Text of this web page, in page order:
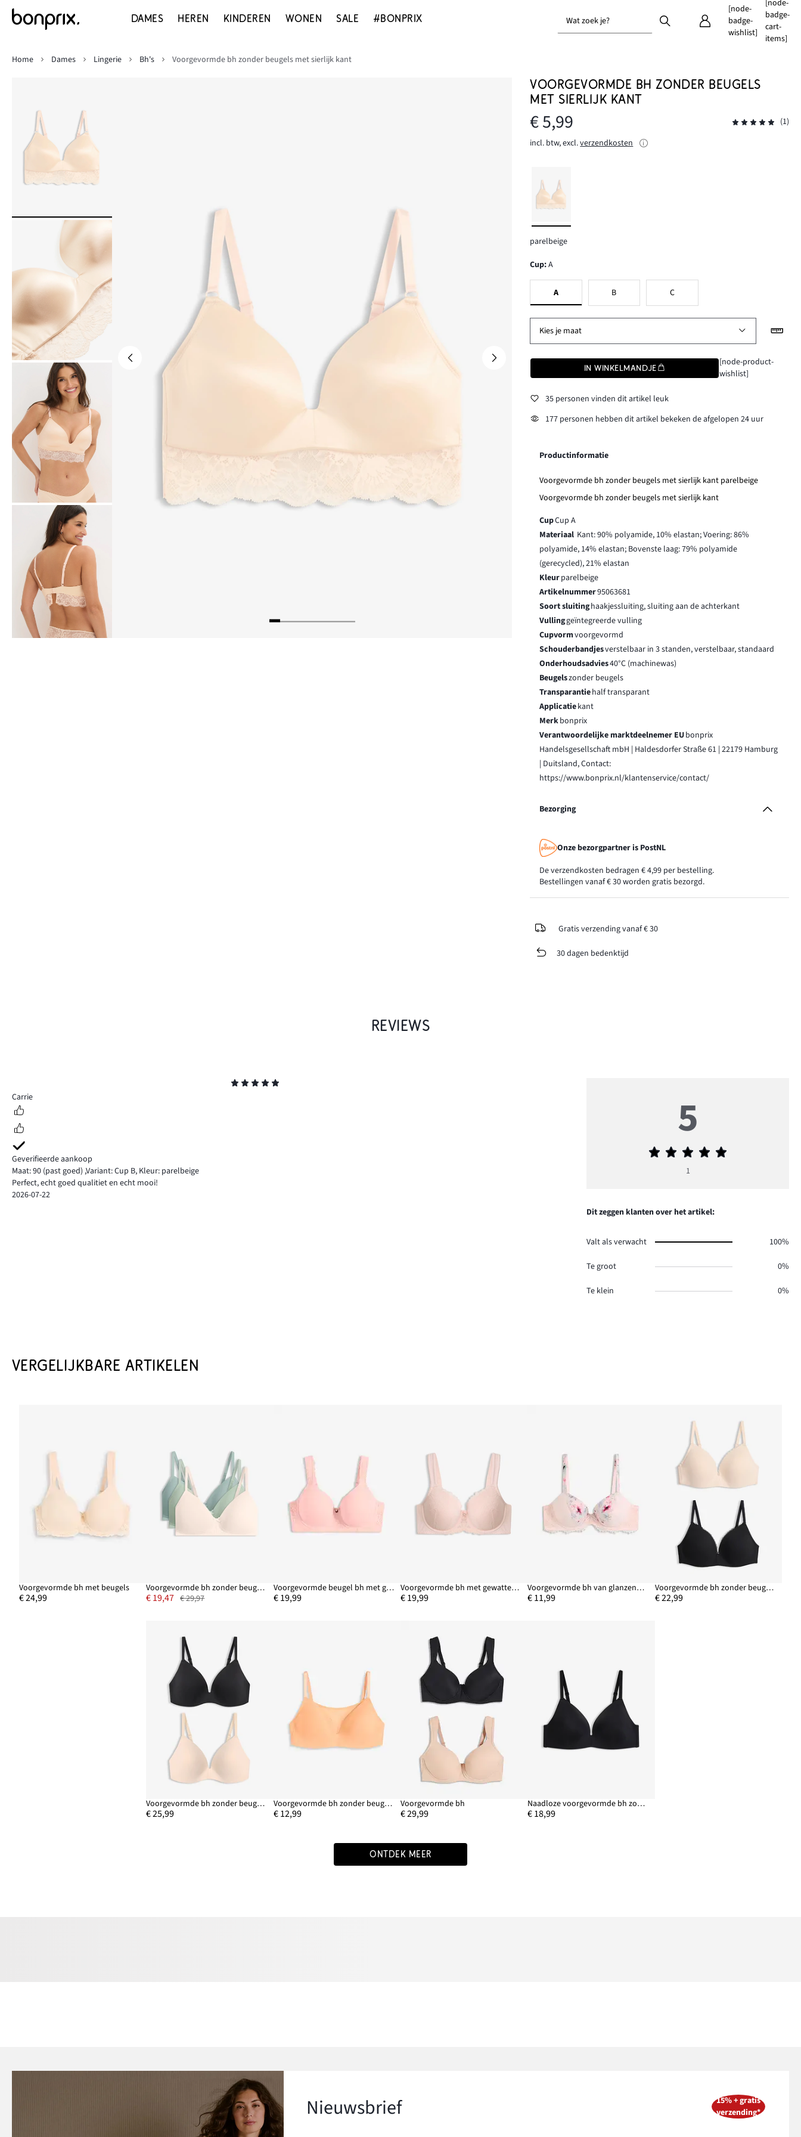
DAMES HEREN KINDEREN WONEN SALE #BONPRIX Wat zoek je?
[node-
badge-
wishlist]
[node-
badge-
cart-
items]
Home
Dames Lingerie Bh's Voorgevormde bh zonder beugels met sierlijk kant
VOORGEVORMDE BH ZONDER BEUGELS
MET SIERLIJK KANT
€ 5,99
(1)
incl. btw, excl.verzendkosten
parelbeige
Cup:A
A B C
Kies je maat
IN WINKELMANDJE
[node-product-
wishlist]
35 personen vinden dit artikel leuk
177 personen hebben dit artikel bekeken de afgelopen 24 uur
Productinformatie
Voorgevormde bh zonder beugels met sierlijk kant parelbeige
Voorgevormde bh zonder beugels met sierlijk kant
CupCup A
Materiaal Kant: 90% polyamide, 10% elastan; Voering: 86%
polyamide, 14% elastan; Bovenste laag: 79% polyamide
(gerecycled), 21% elastan
Kleurparelbeige
Artikelnummer95063681
Soort sluitinghaakjessluiting, sluiting aan de achterkant
Vullinggeïntegreerde vulling
Cupvormvoorgevormd
Schouderbandjesverstelbaar in 3 standen, verstelbaar, standaard
Onderhoudsadvies40°C (machinewas)
Beugelszonder beugels
Transparantiehalf transparant
Applicatiekant
Merkbonprix
Verantwoordelijke marktdeelnemer EUbonprix
Handelsgesellschaft mbH | Haldesdorfer Straße 61 | 22179 Hamburg
| Duitsland, Contact:
https://www.bonprix.nl/klantenservice/contact/
Bezorging
Onze bezorgpartner is PostNL
De verzendkosten bedragen € 4,99 per bestelling.
Bestellingen vanaf € 30 worden gratis bezorgd.
Gratis verzending vanaf € 30
30 dagen bedenktijd
REVIEWS
5
Carrie
Geverifieerde aankoop
Maat: 90 (past goed) ,Variant: Cup B, Kleur: parelbeige
Perfect, echt goed qualitiet en echt mooi!
2026-07-22
5
Gemiddelde
5
1
Dit zeggen klanten over het artikel:
Valt als verwacht 100%
Te groot 0%
Te klein 0%
VERGELIJKBARE ARTIKELEN
Voorgevormde bh met beugels
€ 24,99
Voorgevormde bh zonder beugels met biologisch katoen (set van 3)
€ 19,47 € 29,97
Voorgevormde beugel bh met gewatteerde schouderbandjes
€ 19,99
Voorgevormde bh met gewatteerde bandjes
€ 19,99
Voorgevormde bh van glanzend materiaal
€ 11,99
Voorgevormde bh zonder beugels met katoen (set van 2)
€ 22,99
Voorgevormde bh zonder beugel met katoen (set van 2)
€ 25,99
Voorgevormde bh zonder beugels met mesh
€ 12,99
Voorgevormde bh
€ 29,99
Naadloze voorgevormde bh zonder beugel
€ 18,99
ONTDEK MEER
Nieuwsbrief
15% + gratis
verzending*